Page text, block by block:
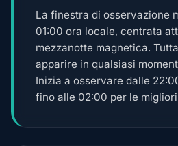
La finestra di osservazione
01:00 ora locale, centrata
mezzanotte magnetica.
apparire in qualsiasi
Inizia a osservare dalle
fino alle 02:00 per le